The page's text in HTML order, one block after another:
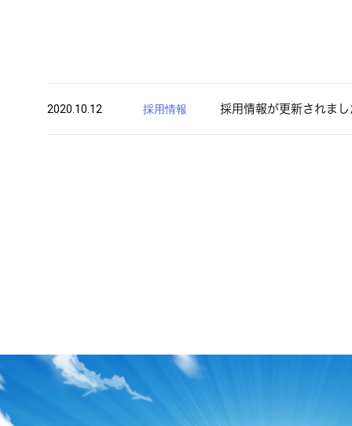
2020.10.12 採用情報 採用情報が更新されまし